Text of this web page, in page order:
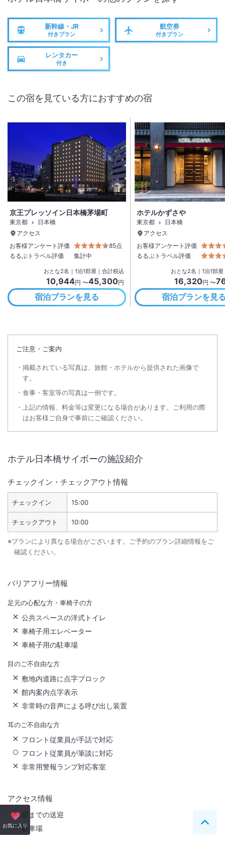
新幹線・JR
付きプラン
航空券
付きプラン
レンタカー
付き
この宿を見ている方におすすめの宿
京王プレッソイン日本橋茅場町
東京都
日本橋
アクセス
お客様アンケート評価
85点
るるぶトラベル評価
集計中
おとな2名 ｜ 1泊1部屋｜合計税込
10,944円 〜45,300円
宿泊プランを見る
ホテルかずさや
東京都
日本橋
アクセス
お客様アンケート評価
るるぶトラベル評価
おとな2名 ｜ 1泊1部屋
16,320円 〜
宿泊プランを見
ご注意・ご案内
掲載されている写真は、旅館・ホテルから提供された画像で
す。
食事・客室等の写真は一例です。
上記の情報、料金等は変更になる場合があります。ご利用の際
はお客様ご自身で事前にご確認ください。
ホテル日本橋サイボーの施設紹介
チェックイン・チェックアウト情報
チェックイン 15:00
チェックアウト 10:00
※プランにより異なる場合がございます。ご予約のプラン詳細情報をご
確認ください。
バリアフリー情報
足元の心配な方・車椅子の方
公共スペースの洋式トイレ
車椅子用エレベーター
車椅子用の駐車場
目のご不自由な方
敷地内道路に点字ブロック
館内案内点字表示
非常時の音声による呼び出し装置
耳のご不自由な方
フロント従業員が手話で対応
フロント従業員が筆談に対応
非常用警報ランプ対応客室
アクセス情報
宿までの送迎
駐車場
お気に入り ペー